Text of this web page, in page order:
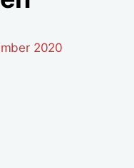
2020